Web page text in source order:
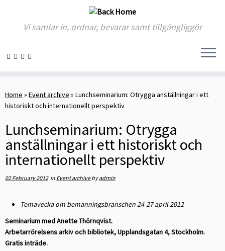
to
content
Vi samlar in, ordnar, bevarar samt tillgängliggör
Home » Event archive » Lunchseminarium: Otrygga anställningar i ett
historiskt och internationellt perspektiv
Lunchseminarium: Otrygga
anställningar i ett historiskt och
internationellt perspektiv
02 February 2012in Event archivebyadmin
Temavecka om bemanningsbranschen 24-27 april 2012
Seminarium med Anette Thörnqvist.
Arbetarrörelsens arkiv och bibliotek, Upplandsgatan 4, Stockholm.
Gratis inträde.